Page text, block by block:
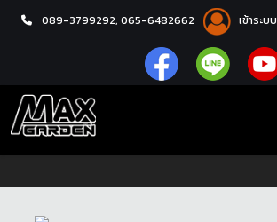
089-3799292, 065-6482662 เข้าระบบ
หน้าแรก โปรโมชั่น